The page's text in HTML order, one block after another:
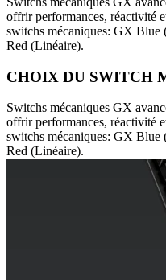
offrir performances, réactivité
switchs mécaniques: GX
Red (Linéaire).
CHOIX DU SWITCH
Switchs mécaniques GX
offrir performances, réactivité
switchs mécaniques: GX
Red (Linéaire).